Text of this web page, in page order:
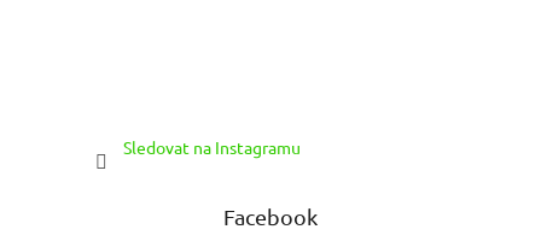
Sledovat na Instagramu
Facebook